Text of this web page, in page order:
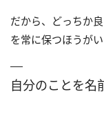
だから、どっちか
を常に保つほうがい
自分のことを名